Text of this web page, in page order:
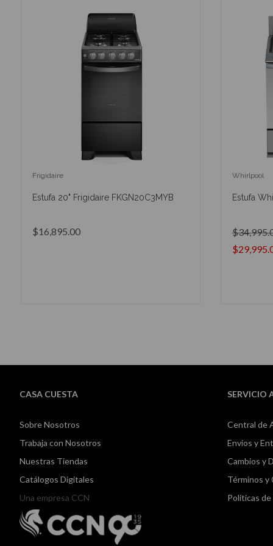
Frigidaire
Estufa 20" Frigidaire FKGN20C3MYB
$16,895.00
Whirlpool
Estufa
CASA CUESTA
Sobre Nosotros
Trabaja con Nosotros
Nuestras Tiendas
Catálogos Digitales
Una empresa CCN
SERVICIO
Central de
Envíos y
Cambios y
Términos y
Políticas